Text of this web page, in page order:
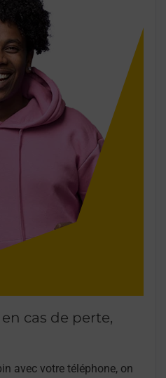
cas de perte,
avec votre téléphone, on